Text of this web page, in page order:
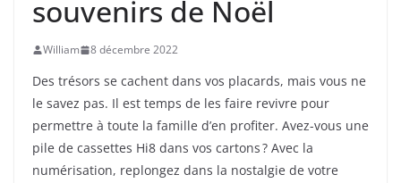
souvenirs de Noël
William 8 décembre 2022
Des trésors se cachent dans vos placards, mais vous ne
le savez pas. Il est temps de les faire revivre pour
permettre à toute la famille d’en profiter. Avez-vous une
pile de cassettes Hi8 dans vos cartons ? Avec la
numérisation, replongez dans la nostalgie de votre